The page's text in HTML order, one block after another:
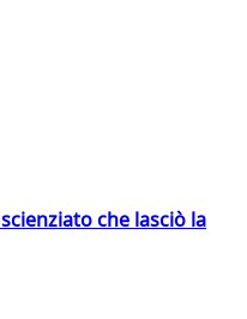
che lasciò la